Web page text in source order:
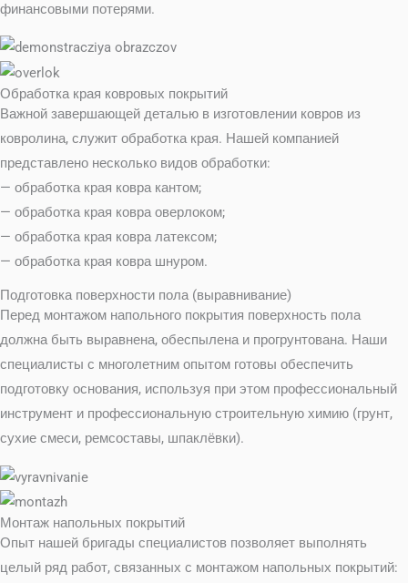
финансовыми потерями.
Обработка края ковровых покрытий
Важной завершающей деталью в изготовлении ковров из
ковролина, служит обработка края. Нашей компанией
представлено несколько видов обработки:
— обработка края ковра кантом;
— обработка края ковра оверлоком;
— обработка края ковра латексом;
— обработка края ковра шнуром.
Подготовка поверхности пола (выравнивание)
Перед монтажом напольного покрытия поверхность пола
должна быть выравнена, обеспылена и прогрунтована. Наши
специалисты с многолетним опытом готовы обеспечить
подготовку основания, используя при этом профессиональный
инструмент и профессиональную строительную химию (грунт,
сухие смеси, ремсоставы, шпаклёвки).
Монтаж напольных покрытий
Опыт нашей бригады специалистов позволяет выполнять
целый ряд работ, связанных с монтажом напольных покрытий: